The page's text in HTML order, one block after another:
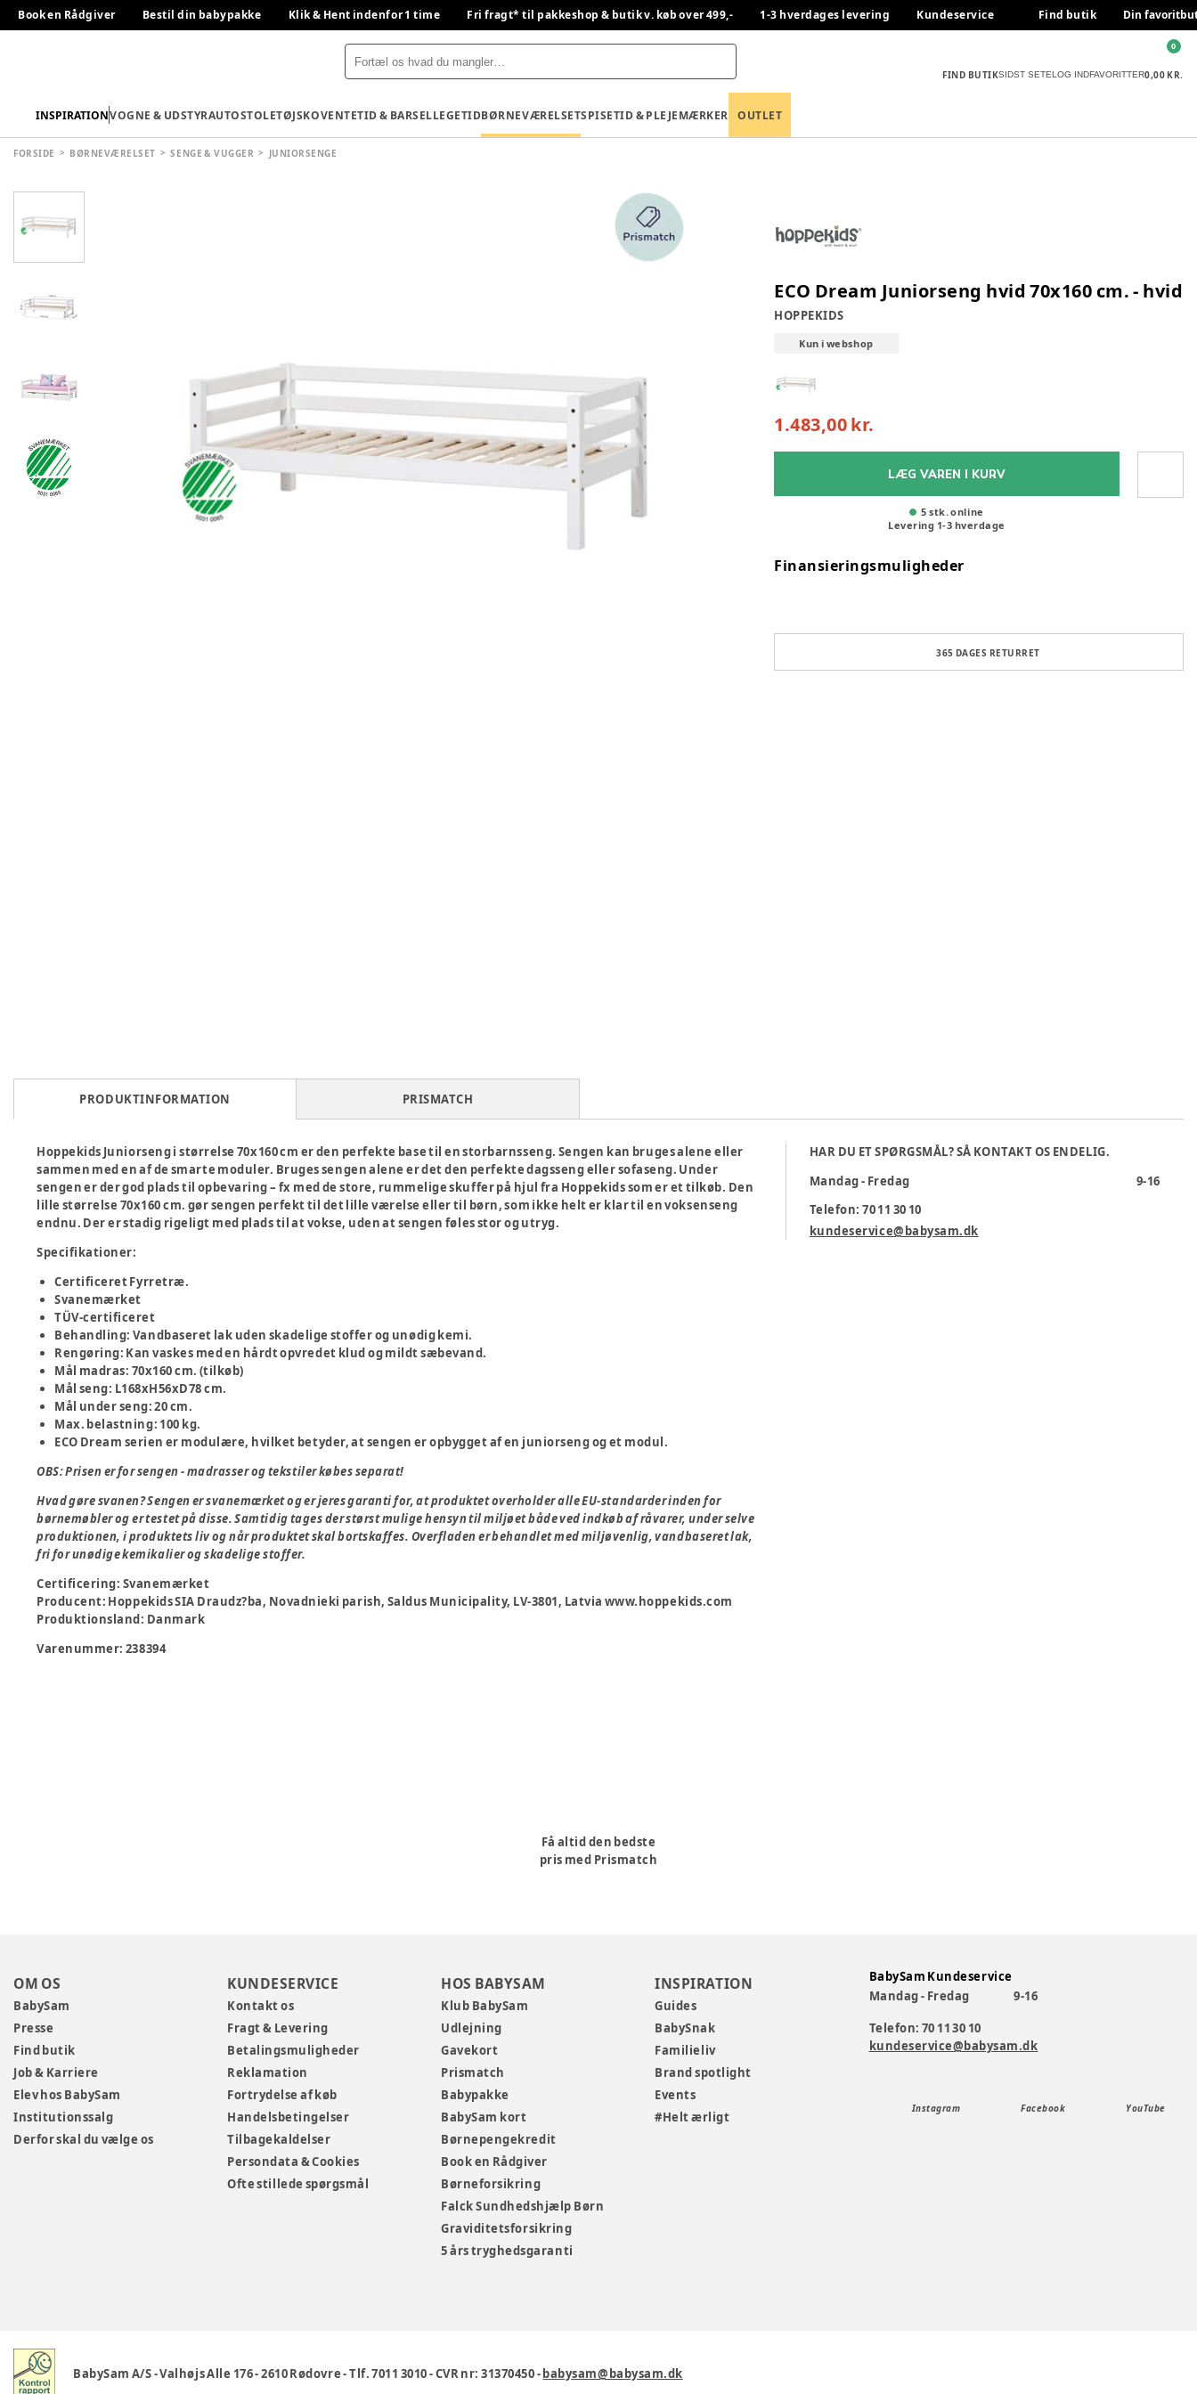
Book en Rådgiver Bestil din babypakke Klik & Hent indenfor 1 time Fri fragt* til pakkeshop & butik v. køb over 499,- 1-3 hverdages levering Kundeservice Find butik Din
FIND BUTIKSIDST SETELOG INDFAVORITTER0,00 KR.
0
INSPIRATIONVOGNE & UDSTYRAUTOSTOLETØJSKOVENTETID & BARSELLEGETIDBØRNEVÆRELSETSPISETID & PLEJEMÆRKER OUTLET
FORSIDE BØRNEVÆRELSET SENGE & VUGGER JUNIORSENGE
ECO Dream Juniorseng hvid 70x160 cm. - hvid
HOPPEKIDS
Kun i webshop
1.483,00 kr.
LÆG VAREN I KURV
5 stk. online
Levering 1-3 hverdage
Finansieringsmuligheder
365 DAGES RETURRET
PRODUKTINFORMATION PRISMATCH
Hoppekids Juniorseng i størrelse 70x160 cm er den perfekte base til en storbarnsseng. Sengen kan bruges alene eller
sammen med en af de smarte moduler. Bruges sengen alene er det den perfekte dagsseng eller sofaseng. Under
sengen er der god plads til opbevaring – fx med de store, rummelige skuffer på hjul fra Hoppekids som er et tilkøb. Den
lille størrelse 70x160 cm. gør sengen perfekt til det lille værelse eller til børn, som ikke helt er klar til en voksenseng
endnu. Der er stadig rigeligt med plads til at vokse, uden at sengen føles stor og utryg.
Specifikationer:
Certificeret Fyrretræ.
Svanemærket
TÜV-certificeret
Behandling: Vandbaseret lak uden skadelige stoffer og unødig kemi.
Rengøring: Kan vaskes med en hårdt opvredet klud og mildt sæbevand.
Mål madras: 70x160 cm. (tilkøb)
Mål seng: L168xH56xD78 cm.
Mål under seng: 20 cm.
Max. belastning: 100 kg.
ECO Dream serien er modulære, hvilket betyder, at sengen er opbygget af en juniorseng og et modul.
OBS: Prisen er for sengen - madrasser og tekstiler købes separat!
Hvad gøre svanen? Sengen er svanemærket og er jeres garanti for, at produktet overholder alle EU-standarder inden for
børnemøbler og er testet på disse. Samtidig tages der størst mulige hensyn til miljøet både ved indkøb af råvarer, under selve
produktionen, i produktets liv og når produktet skal bortskaffes. Overfladen er behandlet med miljøvenlig, vandbaseret lak,
fri for unødige kemikalier og skadelige stoffer.
Certificering: Svanemærket
Producent: Hoppekids SIA Draudz?ba, Novadnieki parish, Saldus Municipality, LV-3801, Latvia www.hoppekids.com
Produktionsland: Danmark
Varenummer: 238394
HAR DU ET SPØRGSMÅL? SÅ KONTAKT OS ENDELIG.
Mandag - Fredag
9-16
Telefon: 70 11 30 10
kundeservice@babysam.dk
Få altid den bedste
pris med Prismatch
OM OS
BabySam
Presse
Find butik
Job & Karriere
Elev hos BabySam
Institutionssalg
Derfor skal du vælge os
KUNDESERVICE
Kontakt os
Fragt & Levering
Betalingsmuligheder
Reklamation
Fortrydelse af køb
Handelsbetingelser
Tilbagekaldelser
Persondata & Cookies
Ofte stillede spørgsmål
HOS BABYSAM
Klub BabySam
Udlejning
Gavekort
Prismatch
Babypakke
BabySam kort
Børnepengekredit
Book en Rådgiver
Børneforsikring
Falck Sundhedshjælp Børn
Graviditetsforsikring
5 års tryghedsgaranti
INSPIRATION
Guides
BabySnak
Familieliv
Brand spotlight
Events
#Helt ærligt
BabySam Kundeservice
Mandag - Fredag
9-16
Telefon: 70 11 30 10
kundeservice@babysam.dk
Instagram Facebook YouTube
BabySam A/S-Valhøjs Alle 176-2610 Rødovre-Tlf. 7011 3010-CVR nr: 31370450-babysam@babysam.dk